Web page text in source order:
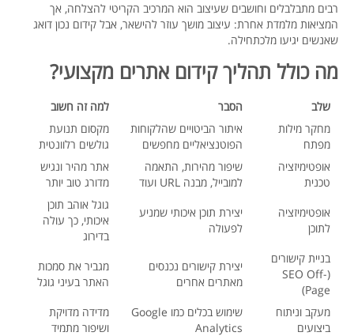
רבים מתבלבלים וחושבים שעיצוב הוא המרכיב הקריטי להצלחה, אך
המציאות מלמדת אחרת: עיצוב מושך עוזר להישאר, אבל קידום נכון דואג
שאנשים יגיעו מלכתחילה.
מה כולל תהליך קידום אתרים מקצועי?
שלב הסבר
למה זה חשוב
מחקר מילות
מפתח
איתור הביטויים שהלקוחות
הפוטנציאליים מחפשים
מקסום תנועת
גולשים רלוונטית
אופטימיזציה
טכנית
שיפור מהירות, התאמה
למובייל, מבנה URL ועוד
אתר מהיר ונגיש
מדורג טוב יותר
אופטימיזציה
לתוכן
יצירת תוכן איכותי שמניע
לפעולה
גוגל אוהב תוכן
איכותי, כך עולה
בדירוג
בניית קישורים
(SEO Off-
Page)
יצירת קישורים נכנסים
מאתרים אחרים
מגביר את סמכות
האתר בעיני גוגל
מעקב וניתוח
ביצועים
שימוש בכלים כמו Google
Analytics
מדידה מדויקת
ושיפור מתמיד